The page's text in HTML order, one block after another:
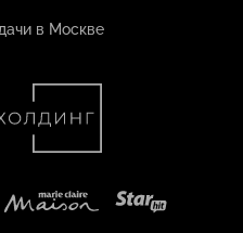
в Москве